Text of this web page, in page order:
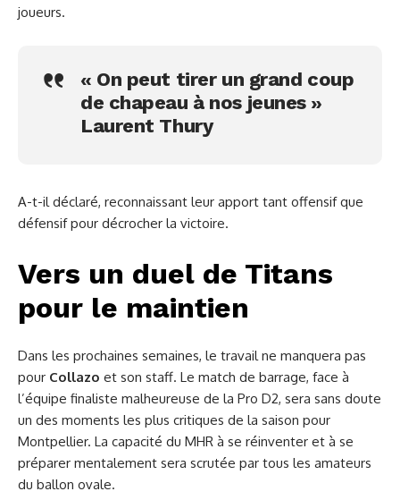
joueurs.
« On peut tirer un grand coup
de chapeau à nos jeunes »
Laurent Thury
A-t-il déclaré, reconnaissant leur apport tant offensif que
défensif pour décrocher la victoire.
Vers un duel de Titans
pour le maintien
Dans les prochaines semaines, le travail ne manquera pas
pour Collazo et son staff. Le match de barrage, face à
l’équipe finaliste malheureuse de la Pro D2, sera sans doute
un des moments les plus critiques de la saison pour
Montpellier. La capacité du MHR à se réinventer et à se
préparer mentalement sera scrutée par tous les amateurs
du ballon ovale.